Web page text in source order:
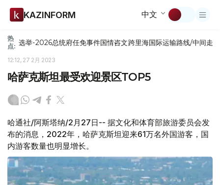
KAZINFORM 中文
热
点: 选举-2026总统府任免事件国情咨文跨里海国际运输路线/中间走廊
12:12, 27 2月 2023
哈萨克斯坦最受欢迎景区TOP5
哈通社/阿斯塔纳/2月27日-- 据文化和体育部旅游委员会发
布的消息，2022年，哈萨克斯坦迎来61万名外国游客，国
内游客数量也明显增长。